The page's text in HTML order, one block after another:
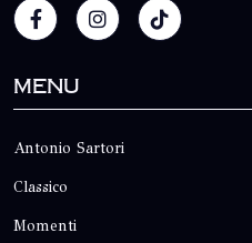
Menu
Antonio Sartori
Classico
Momenti